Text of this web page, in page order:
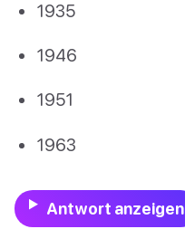
1935
1946
1951
1963
Antwort anzeigen